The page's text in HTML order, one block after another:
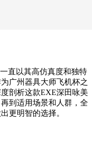
直以其高仿真度和独特
广州器具大师飞机杯之
剖析这款EXE深田咏美
到适用场景和人群，全
更明智的选择。